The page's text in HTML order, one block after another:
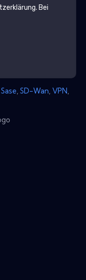
. Bei
Sase SD-Wan VPN